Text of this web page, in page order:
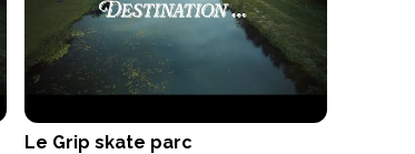
Le Grip skate parc